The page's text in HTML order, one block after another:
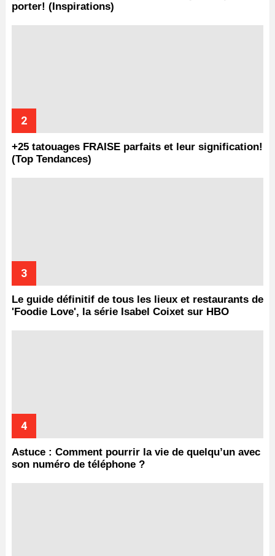
porter! (Inspirations)
+25 tatouages ​​FRAISE parfaits et leur signification!
(Top Tendances)
Le guide définitif de tous les lieux et restaurants de
'Foodie Love', la série Isabel Coixet sur HBO
Astuce : Comment pourrir la vie de quelqu’un avec
son numéro de téléphone ?